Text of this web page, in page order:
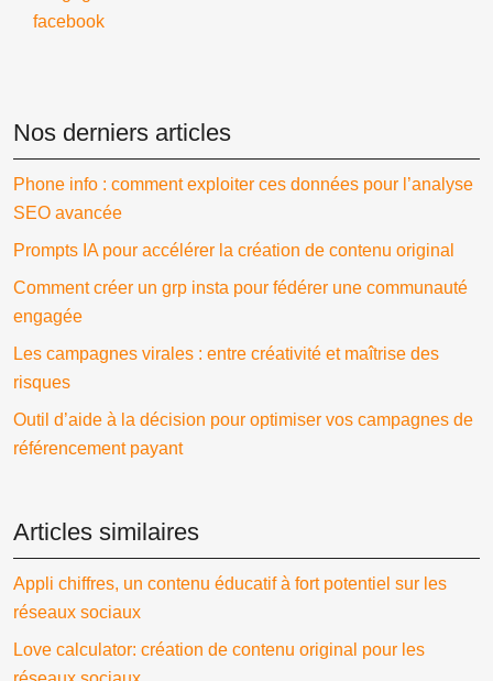
facebook
Nos derniers articles
Phone info : comment exploiter ces données pour l’analyse
SEO avancée
Prompts IA pour accélérer la création de contenu original
Comment créer un grp insta pour fédérer une communauté
engagée
Les campagnes virales : entre créativité et maîtrise des
risques
Outil d’aide à la décision pour optimiser vos campagnes de
référencement payant
Articles similaires
Appli chiffres, un contenu éducatif à fort potentiel sur les
réseaux sociaux
Love calculator: création de contenu original pour les